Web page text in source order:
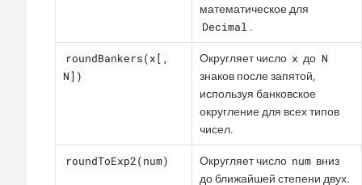
математическое для
Decimal .
roundBankers(x[,
N])
Округляет число x до N
знаков после запятой,
используя банковское
округление для всех типов
чисел.
roundToExp2(num) Округляет число num вниз
до ближайшей степени двух.